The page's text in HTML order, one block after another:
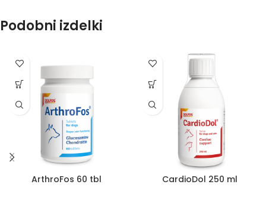
Podobni izdelki
ArthroFos 60 tbl CardioDol 250 ml